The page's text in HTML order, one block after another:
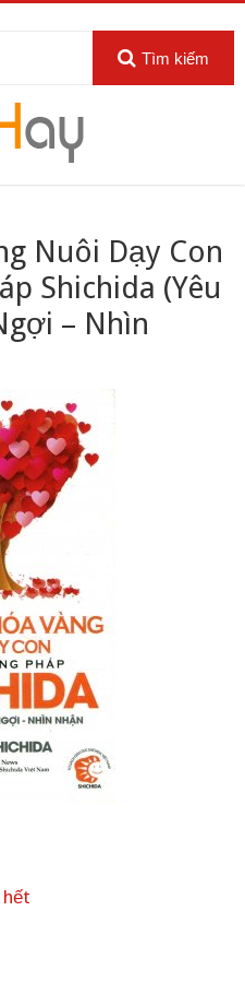
Tìm kiếm
Nuôi Dạy Con
Shichida (Yêu
– Nhìn
hết